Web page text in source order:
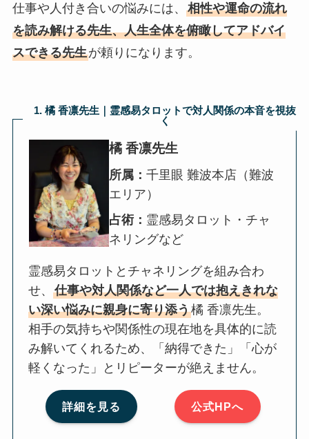
仕事や人付き合いの悩みには、 相性や運命の流れ
を読み解ける先生、人生全体を俯瞰してアドバイ
スできる先生が頼りになります。
1. 橘 香凛先生｜霊感易タロットで対人関係の本音を視抜
く
橘 香凛先生
所属：千里眼 難波本店（難波
エリア）
占術： 霊感易タロット・チャ
ネリングなど
霊感易タロットとチャネリングを組み合わ
せ、仕事や対人関係など一人では抱えきれな
い深い悩みに親身に寄り添う橘 香凛先生。
相手の気持ちや関係性の現在地を具体的に読
み解いてくれるため、「納得できた」「心が
軽くなった」とリピーターが絶えません。
詳細を見る 公式HPへ